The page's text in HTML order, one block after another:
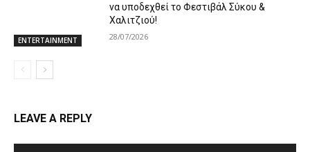
ENTERTAINMENT
να υποδεχθεί το Φεστιβάλ Σύκου &
Χαλιτζιού!
28/07/2026
LEAVE A REPLY